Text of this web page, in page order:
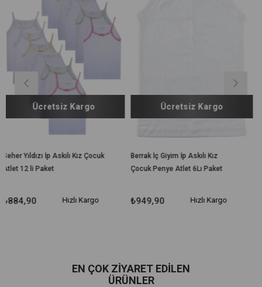
Kız Çocuk
Kargo
Berrak İç Giyim İp Askılı Kız
Çocuk Penye Atlet 6Lı Paket
₺949,90 Hızlı Kargo
Kota İç Giyim Kız
İçlik Tayt Uzun Tayt
₺279,90
EN ÇOK ZIYARET EDILEN
ÜRÜNLER